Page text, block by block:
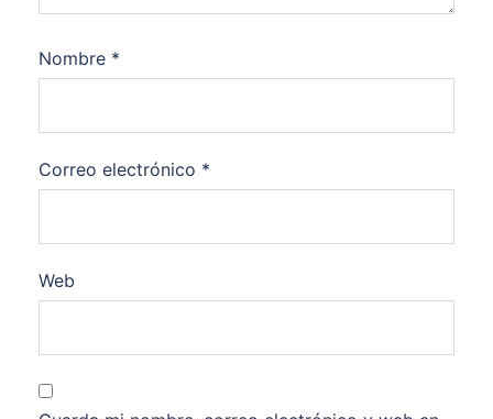
Nombre *
Correo electrónico *
Web